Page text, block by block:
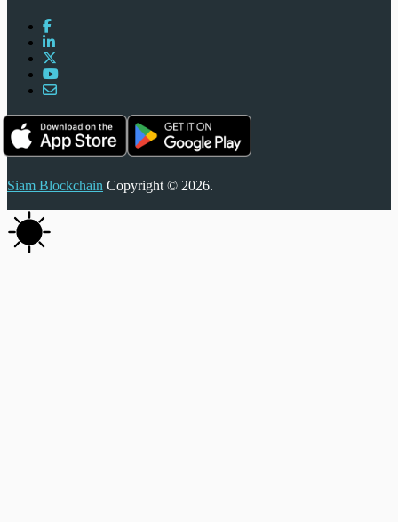
Siam Blockchain Copyright © 2026.